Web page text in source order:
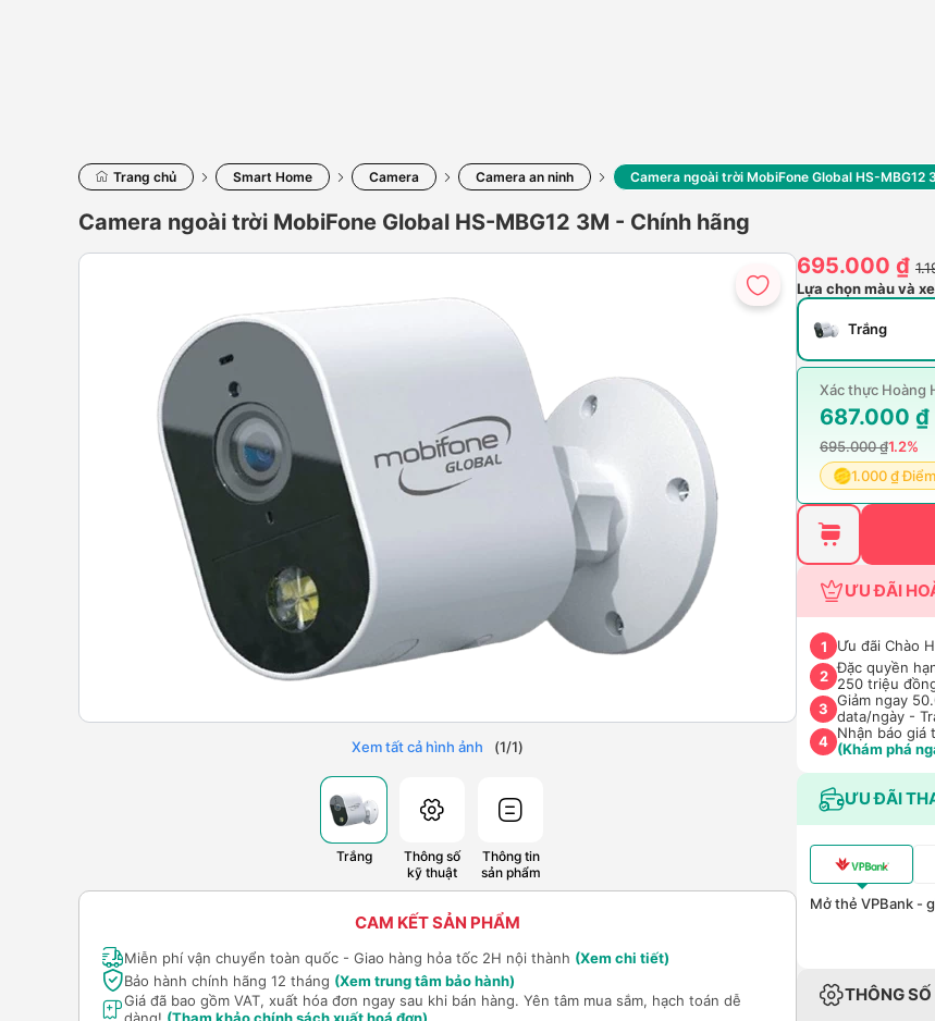
Trang chủ Smart Home Camera Camera an ninh Camera ngoài trời MobiFone Global HS-MBG12
Camera ngoài trời MobiFone Global HS-MBG12 3M - Chính hãng
Xem tất cả hình ảnh (1/1)
Trắng
Thông số
kỹ thuật
Thông tin
sản phẩm
CAM KẾT SẢN PHẨM
Miễn phí vận chuyển toàn quốc - Giao hàng hỏa tốc 2H nội thành (Xem chi tiết)
Bảo hành chính hãng 12 tháng (Xem trung tâm bảo hành)
Giá đã bao gồm VAT, xuất hóa đơn ngay sau khi bán hàng. Yên tâm mua sắm, hạch toán dễ
695.000 ₫
Lựa chọn màu và
Trắng
Xác thực Hoàng
687.000 ₫
695.000 ₫1.2%
1.000 ₫
ƯU ĐÃI
1 Ưu đãi Chào
2 Đặc quyền
250 triệu
3 Giảm ngay
data/ngày -
4 Nhận báo giá
(Khám phá
ƯU ĐÃI
Mở thẻ VPBank -
THÔNG